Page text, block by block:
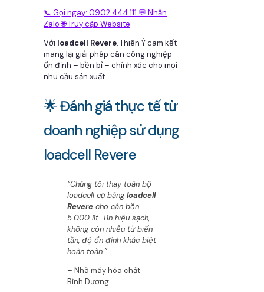
📞 Gọi ngay: 0902 444 111 💬 Nhắn
Zalo🌐 Truy cập Website
Với loadcell Revere, Thiên Ý cam kết
mang lại giải pháp cân công nghiệp
ổn định – bền bỉ – chính xác cho mọi
nhu cầu sản xuất.
🌟 Đánh giá thực tế từ
doanh nghiệp sử dụng
loadcell Revere
“Chúng tôi thay toàn bộ
loadcell cũ bằngloadcell
Revere cho cân bồn
5.000 lít. Tín hiệu sạch,
không còn nhiễu từ biến
tần, độ ổn định khác biệt
hoàn toàn.”
– Nhà máy hóa chất
Bình Dương